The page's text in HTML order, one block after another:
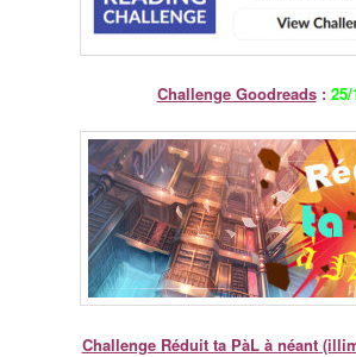
Challenge Goodreads: 25/
Challenge Réduit ta PàL à néant